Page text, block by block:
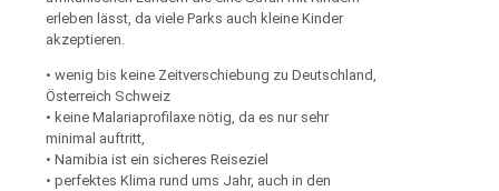
erleben lässt, da viele Parks auch kleine Kinder
akzeptieren.
• wenig bis keine Zeitverschiebung zu Deutschland,
Österreich Schweiz
• keine Malariaprofilaxe nötig, da es nur sehr
minimal auftritt,
• Namibia ist ein sicheres Reiseziel
• perfektes Klima rund ums Jahr, auch in den